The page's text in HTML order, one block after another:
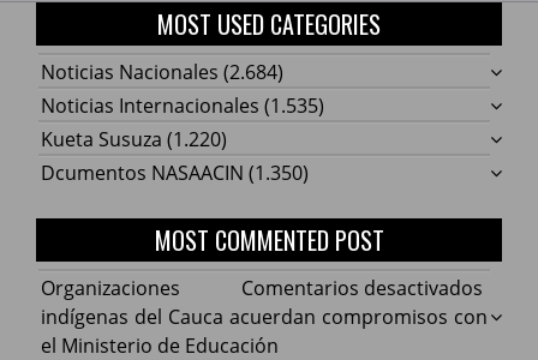
MOST USED CATEGORIES
Noticias Nacionales (2.684)
Noticias Internacionales (1.535)
Kueta Susuza (1.220)
Dcumentos NASAACIN (1.350)
MOST COMMENTED POST
Comentarios desactivados
Organizaciones
indígenas del Cauca acuerdan compromisos con
el Ministerio de Educación